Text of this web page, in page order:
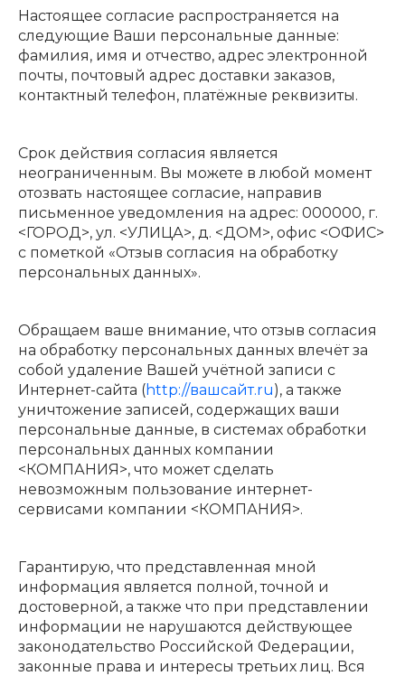
Настоящее согласие распространяется на
следующие Ваши персональные данные:
фамилия, имя и отчество, адрес электронной
почты, почтовый адрес доставки заказов,
контактный телефон, платёжные реквизиты.
Срок действия согласия является
неограниченным. Вы можете в любой момент
отозвать настоящее согласие, направив
письменное уведомления на адрес: 000000, г.
<ГОРОД>, ул. <УЛИЦА>, д. <ДОМ>, офис <ОФИС>
с пометкой «Отзыв согласия на обработку
персональных данных».
Обращаем ваше внимание, что отзыв согласия
на обработку персональных данных влечёт за
собой удаление Вашей учётной записи с
Интернет-сайта (http://вашсайт.ru), а также
уничтожение записей, содержащих ваши
персональные данные, в системах обработки
персональных данных компании
<КОМПАНИЯ>, что может сделать
невозможным пользование интернет-
сервисами компании <КОМПАНИЯ>.
Гарантирую, что представленная мной
информация является полной, точной и
достоверной, а также что при представлении
информации не нарушаются действующее
законодательство Российской Федерации,
законные права и интересы третьих лиц. Вся